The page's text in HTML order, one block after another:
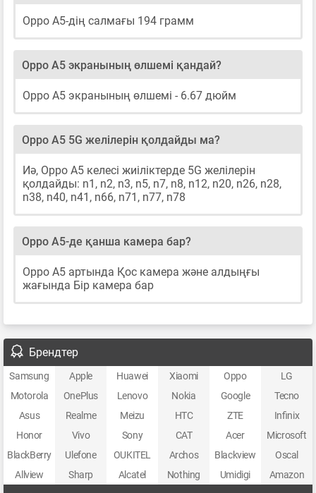
Oppo A5-дің салмағы 194 грамм
Oppo A5 экранының өлшемі қандай?
Oppo A5 экранының өлшемі - 6.67 дюйм
Oppo A5 5G желілерін қолдайды ма?
Иә, Oppo A5 келесі жиіліктерде 5G желілерін
қолдайды: n1, n2, n3, n5, n7, n8, n12, n20, n26, n28,
n38, n40, n41, n66, n71, n77, n78
Oppo A5-де қанша камера бар?
Oppo A5 артында Қос камера және алдыңғы
жағында Бір камера бар
Брендтер
Samsung Apple Huawei Xiaomi Oppo
LG
Motorola
OnePlus Lenovo Nokia Google
Tecno
Asus
Realme Meizu HTC ZTE
Infinix
Honor
Vivo Sony CAT Acer
Microsoft
BlackBerry
Ulefone OUKITEL Archos Blackview
Oscal
Allview
Sharp Alcatel Nothing Umidigi Amazon